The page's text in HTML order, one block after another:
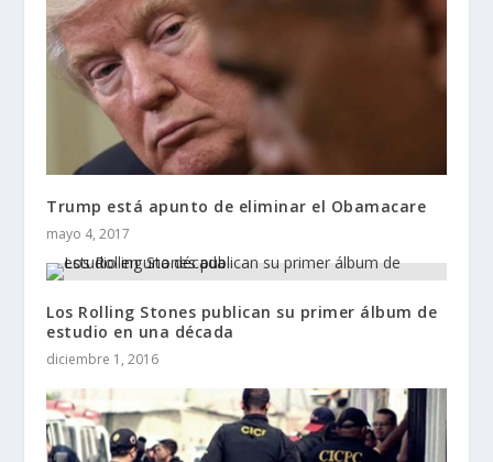
Trump está apunto de eliminar el Obamacare
mayo 4, 2017
Los Rolling Stones publican su primer álbum de
estudio en una década
diciembre 1, 2016